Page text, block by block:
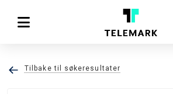
Tilbake til søkeresultater